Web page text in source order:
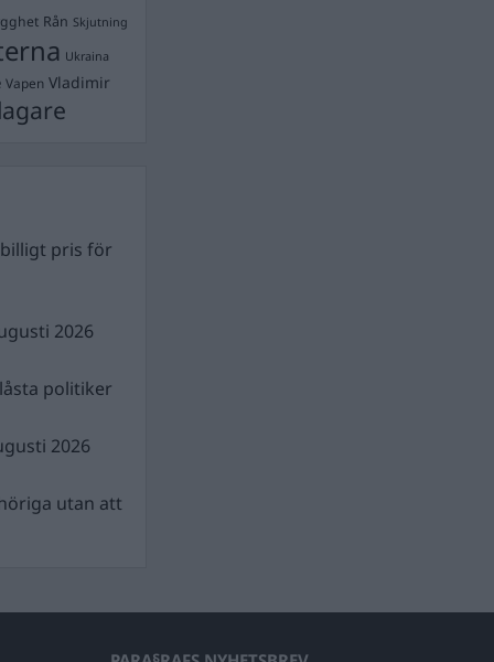
Rån Skjutning
Ukraina
Vapen Vladimir
pris för
2026
politiker
2026
utan att